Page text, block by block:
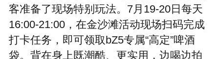
客准备了现场特别玩法。7月19-20日每天
16:00-21:00，在金沙滩活动现场扫码完成
打卡任务，即可领取bZ5专属“高定”啤酒
袋。背在身上既潮酷、更实用，边喝边拍